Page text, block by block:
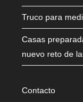
Truco para
Casas
nuevo reto de
Contacto